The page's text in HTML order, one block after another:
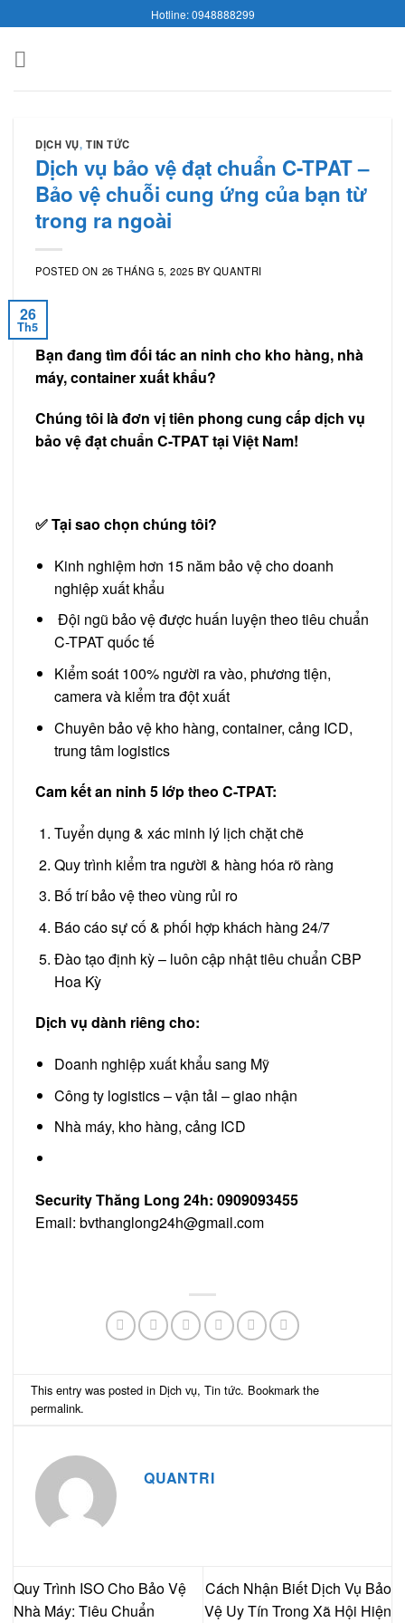
to
content
Hotline: 0948888299
DỊCH VỤ,TIN TỨC
Dịch vụ bảo vệ đạt chuẩn C-TPAT –
Bảo vệ chuỗi cung ứng của bạn từ
trong ra ngoài
POSTED ON 26 THÁNG 5, 2025 BYQUANTRI
26
Th5
Bạn đang tìm đối tác an ninh cho kho hàng, nhà
máy, container xuất khẩu?
Chúng tôi là đơn vị tiên phong cung cấp dịch vụ
bảo vệ đạt chuẩn C-TPAT tại Việt Nam!
✅ Tại sao chọn chúng tôi?
Kinh nghiệm hơn 15 năm bảo vệ cho doanh
nghiệp xuất khẩu
️ Đội ngũ bảo vệ được huấn luyện theo tiêu chuẩn
C-TPAT quốc tế
Kiểm soát 100% người ra vào, phương tiện,
camera và kiểm tra đột xuất
Chuyên bảo vệ kho hàng, container, cảng ICD,
trung tâm logistics
Cam kết an ninh 5 lớp theo C-TPAT:
Tuyển dụng & xác minh lý lịch chặt chẽ
Quy trình kiểm tra người & hàng hóa rõ ràng
Bố trí bảo vệ theo vùng rủi ro
Báo cáo sự cố & phối hợp khách hàng 24/7
Đào tạo định kỳ – luôn cập nhật tiêu chuẩn CBP
Hoa Kỳ
Dịch vụ dành riêng cho:
Doanh nghiệp xuất khẩu sang Mỹ
Công ty logistics – vận tải – giao nhận
Nhà máy, kho hàng, cảng ICD
Security Thăng Long 24h: 0909093455
Email: bvthanglong24h@gmail.com
This entry was posted in Dịch vụ,Tin tức. Bookmark the
permalink.
QUANTRI
Quy Trình ISO Cho Bảo Vệ
Nhà Máy: Tiêu Chuẩn
Cách Nhận Biết Dịch Vụ Bảo
Vệ Uy Tín Trong Xã Hội Hiện